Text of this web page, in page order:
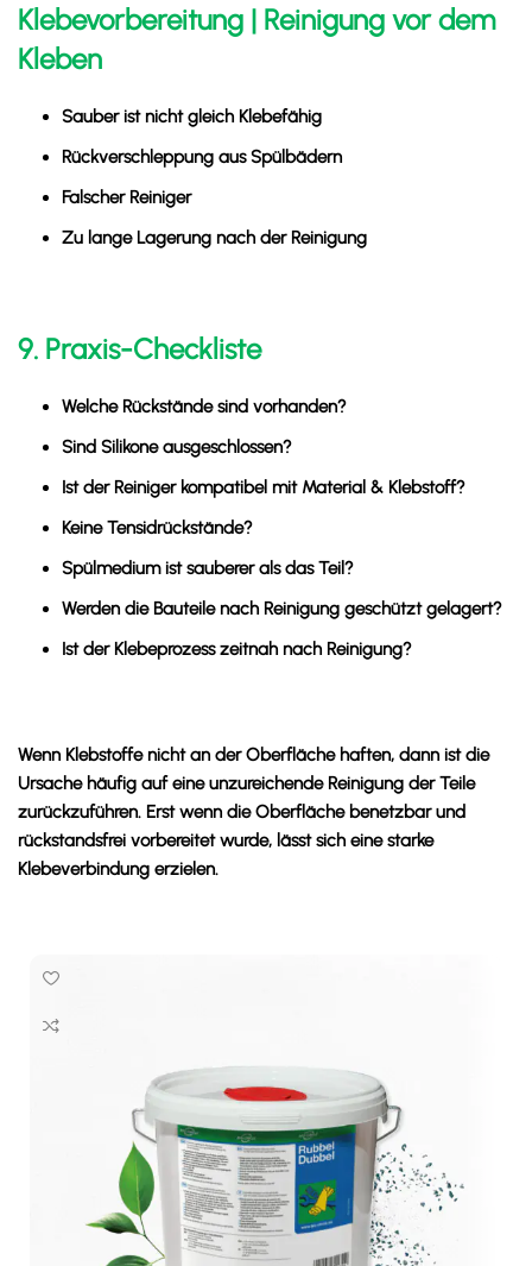
Klebevorbereitung | Reinigung vor dem
Kleben
Sauber ist nicht gleich Klebefähig
Rückverschleppung aus Spülbädern
Falscher Reiniger
Zu lange Lagerung nach der Reinigung
9. Praxis-Checkliste
Welche Rückstände sind vorhanden?
Sind Silikone ausgeschlossen?
Ist der Reiniger kompatibel mit Material & Klebstoff?
Keine Tensidrückstände?
Spülmedium ist sauberer als das Teil?
Werden die Bauteile nach Reinigung geschützt gelagert?
Ist der Klebeprozess zeitnah nach Reinigung?
Wenn Klebstoffe nicht an der Oberfläche haften, dann ist die
Ursache häufig auf eine unzureichende Reinigung der Teile
zurückzuführen. Erst wenn die Oberfläche benetzbar und
rückstandsfrei vorbereitet wurde, lässt sich eine starke
Klebeverbindung erzielen.